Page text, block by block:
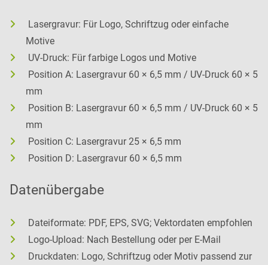
Lasergravur: Für Logo, Schriftzug oder einfache
Motive
UV-Druck: Für farbige Logos und Motive
Position A: Lasergravur 60 × 6,5 mm / UV-Druck 60 × 5
mm
Position B: Lasergravur 60 × 6,5 mm / UV-Druck 60 × 5
mm
Position C: Lasergravur 25 × 6,5 mm
Position D: Lasergravur 60 × 6,5 mm
Datenübergabe
Dateiformate: PDF, EPS, SVG; Vektordaten empfohlen
Logo-Upload: Nach Bestellung oder per E-Mail
Druckdaten: Logo, Schriftzug oder Motiv passend zur